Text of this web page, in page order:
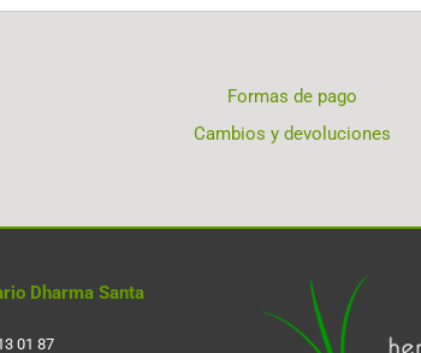
Formas de pago
Cambios y devoluciones
Dharma Santa
01 87